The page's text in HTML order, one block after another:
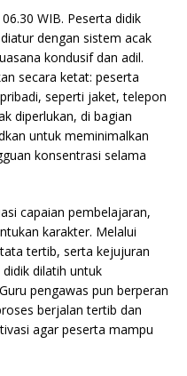
WIB. Peserta didik
dengan sistem acak
kondusif dan adil.
secara ketat: peserta
seperti jaket, telepon
diperlukan, di bagian
untuk meminimalkan
konsentrasi selama
capaian pembelajaran,
karakter. Melalui
tertib, serta kejujuran
dilatih untuk
pengawas pun berperan
berjalan tertib dan
agar peserta mampu